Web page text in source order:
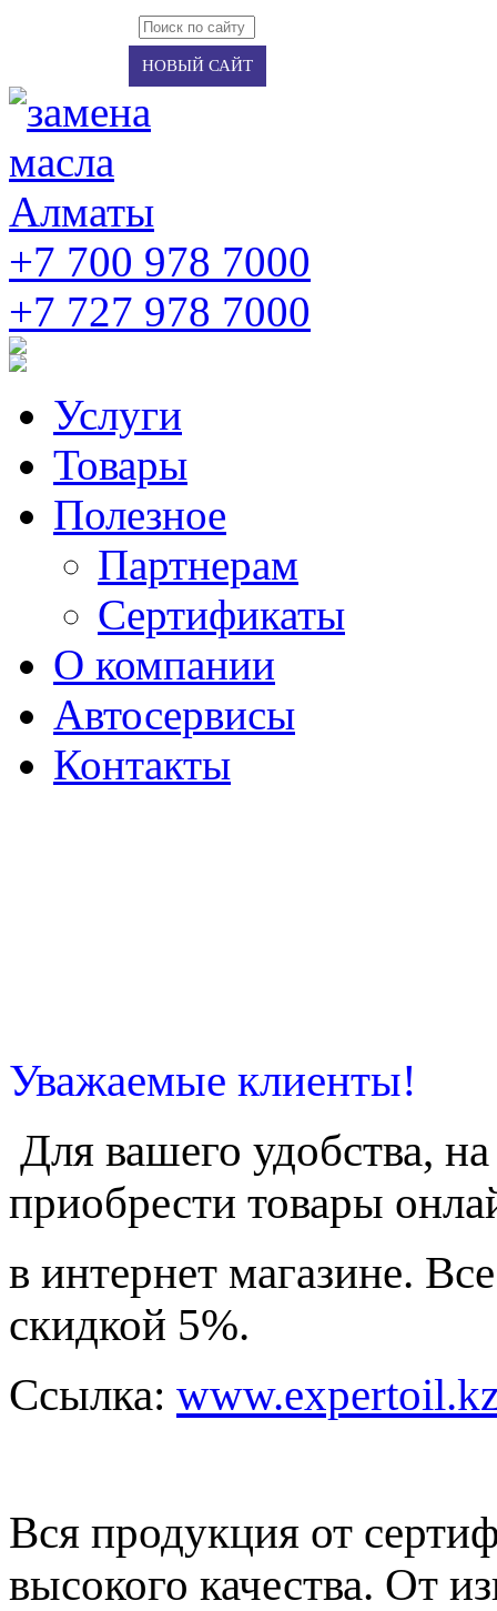
НОВЫЙ САЙТ
+7 700 978 7000
‭+7 727 978 7000‬
Услуги
Товары
Полезное
Партнерам
Сертификаты
О компании
Автосервисы
Контакты
Уважаемые клиенты!
Для вашего удобства,
приобрести товары
в интернет магазине.
скидкой 5%.
Ссылка:
Вся продукция от
высокого качества. От